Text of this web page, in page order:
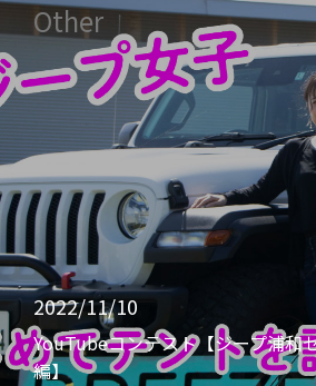
Other
2022/11/10
YouTubeコンテスト【ジープ浦和
編】